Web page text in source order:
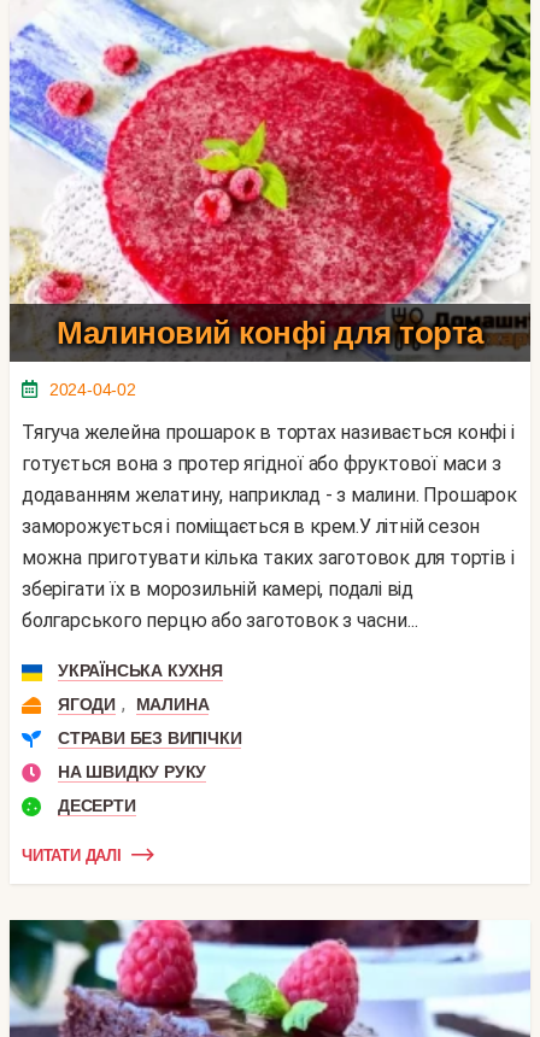
Малиновий конфі для торта
2024-04-02
Тягуча желейна прошарок в тортах називається конфі і
готується вона з протер ягідної або фруктової маси з
додаванням желатину, наприклад - з малини. Прошарок
заморожується і поміщається в крем.У літній сезон
можна приготувати кілька таких заготовок для тортів і
зберігати їх в морозильній камері, подалі від
болгарського перцю або заготовок з часни...
УКРАЇНСЬКА КУХНЯ
ЯГОДИ ,
МАЛИНА
СТРАВИ БЕЗ ВИПІЧКИ
НА ШВИДКУ РУКУ
ДЕСЕРТИ
ЧИТАТИ ДАЛІ